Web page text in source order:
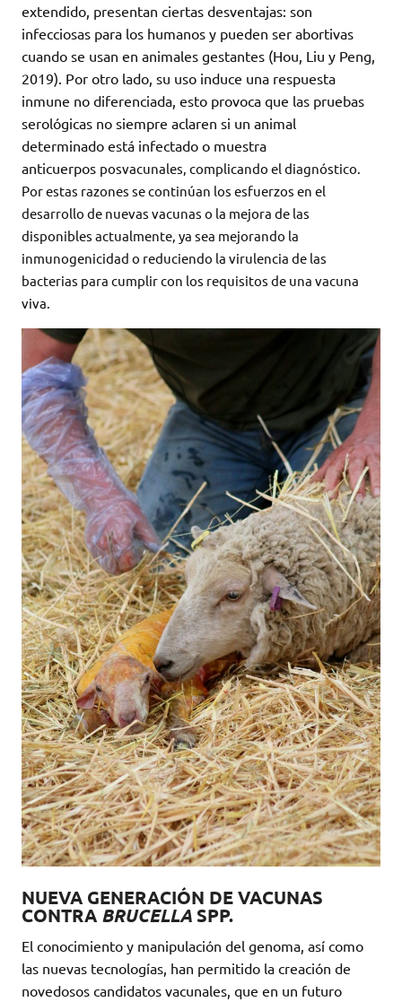
extendido, presentan ciertas desventajas: son
infecciosas para los humanos y pueden ser abortivas
cuando se usan en animales gestantes (Hou, Liu y Peng,
2019). Por otro lado, su uso induce una respuesta
inmune no diferenciada, esto provoca que las pruebas
serológicas no siempre aclaren si un animal
determinado está infectado o muestra
anticuerpos posvacunales, complicando el diagnóstico.
Por estas razones se continúan los esfuerzos en el
desarrollo de nuevas vacunas o la mejora de las
disponibles actualmente, ya sea mejorando la
inmunogenicidad o reduciendo la virulencia de las
bacterias para cumplir con los requisitos de una vacuna
viva.
NUEVA GENERACIÓN DE VACUNAS
CONTRA BRUCELLASPP.
El conocimiento y manipulación del genoma, así como
las nuevas tecnologías, han permitido la creación de
novedosos candidatos vacunales, que en un futuro